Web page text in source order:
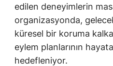
edilen deneyimlerin
organizasyonda,
küresel bir koruma
eylem planlarının
hedefleniyor.